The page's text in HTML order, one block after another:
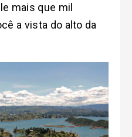
mais que mil
a vista do alto da